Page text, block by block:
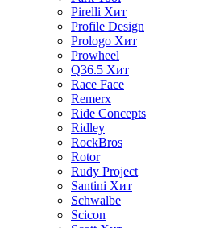
Pirelli Хит
Profile Design
Prologo Хит
Prowheel
Q36.5 Хит
Race Face
Remerx
Ride Concepts
Ridley
RockBros
Rotor
Rudy Project
Santini Хит
Schwalbe
Scicon